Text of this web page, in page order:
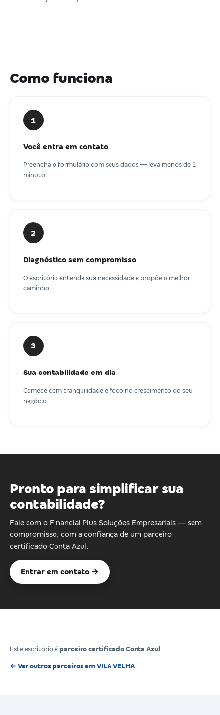
Como funciona
1
Você entra em contato
Preencha o formulário com seus dados — leva menos de 1
minuto.
2
Diagnóstico sem compromisso
O escritório entende sua necessidade e propõe o melhor
caminho.
3
Sua contabilidade em dia
Comece com tranquilidade e foco no crescimento do seu
negócio.
Pronto para simplificar sua
contabilidade?
Fale com o Financial Plus Soluções Empresariais — sem
compromisso, com a confiança de um parceiro
certificado Conta Azul.
Entrar em contato →
Este escritório é parceiro certificado Conta Azul
← Ver outros parceiros em VILA VELHA